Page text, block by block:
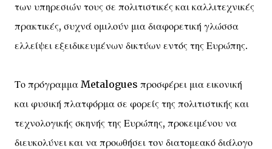
των υπηρεσιών τους σε πολιτιστικές και καλλιτεχνικές
πρακτικές, συχνά ομιλούν μια διαφορετική γλώσσα
ελλείψει εξειδικευμένων δικτύων εντός της Ευρώπης.
Το πρόγραμμα Metalogues προσφέρει μια εικονική
και φυσική πλατφόρμα σε φορείς της πολιτιστικής και
τεχνολογικής σκηνής της Ευρώπης, προκειμένου να
διευκολύνει και να προωθήσει τον διατομεακό διάλογο